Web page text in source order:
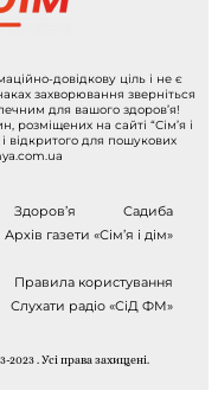
довідкову ціль і не є
захворювання зверніться
для вашого здоров’я!
розміщених на сайті “Сім’я і
відкритого для пошукових
Здоров’я
Садиба
Архів газети «Сім’я і дім»
Правила користування
Слухати радіо «СіД ФМ»
. Усі права захищені.